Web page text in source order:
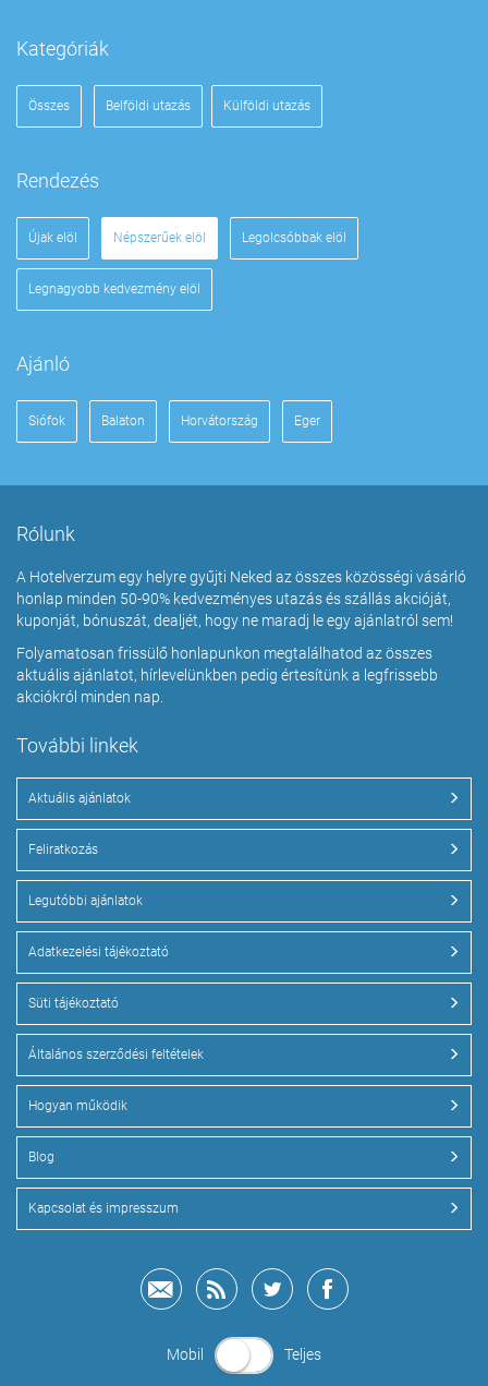
Kategóriák
Összes Belföldi utazás Külföldi utazás
Rendezés
Újak elöl Népszerűek elöl Legolcsóbbak elöl
Legnagyobb kedvezmény elöl
Ajánló
Siófok Balaton Horvátország Eger
Rólunk
A Hotelverzum egy helyre gyűjti Neked az összes közösségi vásárló
honlap minden 50-90% kedvezményes utazás és szállás akcióját,
kuponját, bónuszát, dealjét, hogy ne maradj le egy ajánlatról sem!
Folyamatosan frissülő honlapunkon megtalálhatod az összes
aktuális ajánlatot, hírlevelünkben pedig értesítünk a legfrissebb
akciókról minden nap.
További linkek
Aktuális ajánlatok
Feliratkozás
Legutóbbi ajánlatok
Adatkezelési tájékoztató
Süti tájékoztató
Általános szerződési feltételek
Hogyan működik
Blog
Kapcsolat és impresszum
Mobil Teljes